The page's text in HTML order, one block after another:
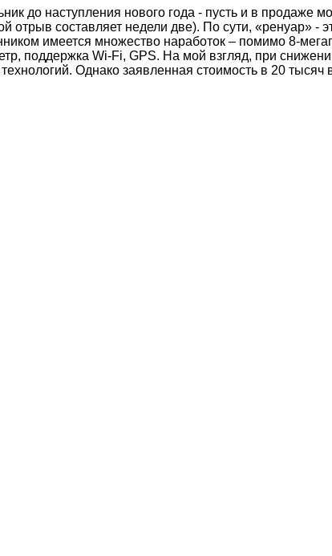
до наступления нового года - пусть и в продаже
отрыв составляет недели две). По сути, «ренуар» -
имеется множество наработок – помимо 8-
поддержка Wi-Fi, GPS. На мой взгляд, при
Однако заявленная стоимость в 20 тысяч